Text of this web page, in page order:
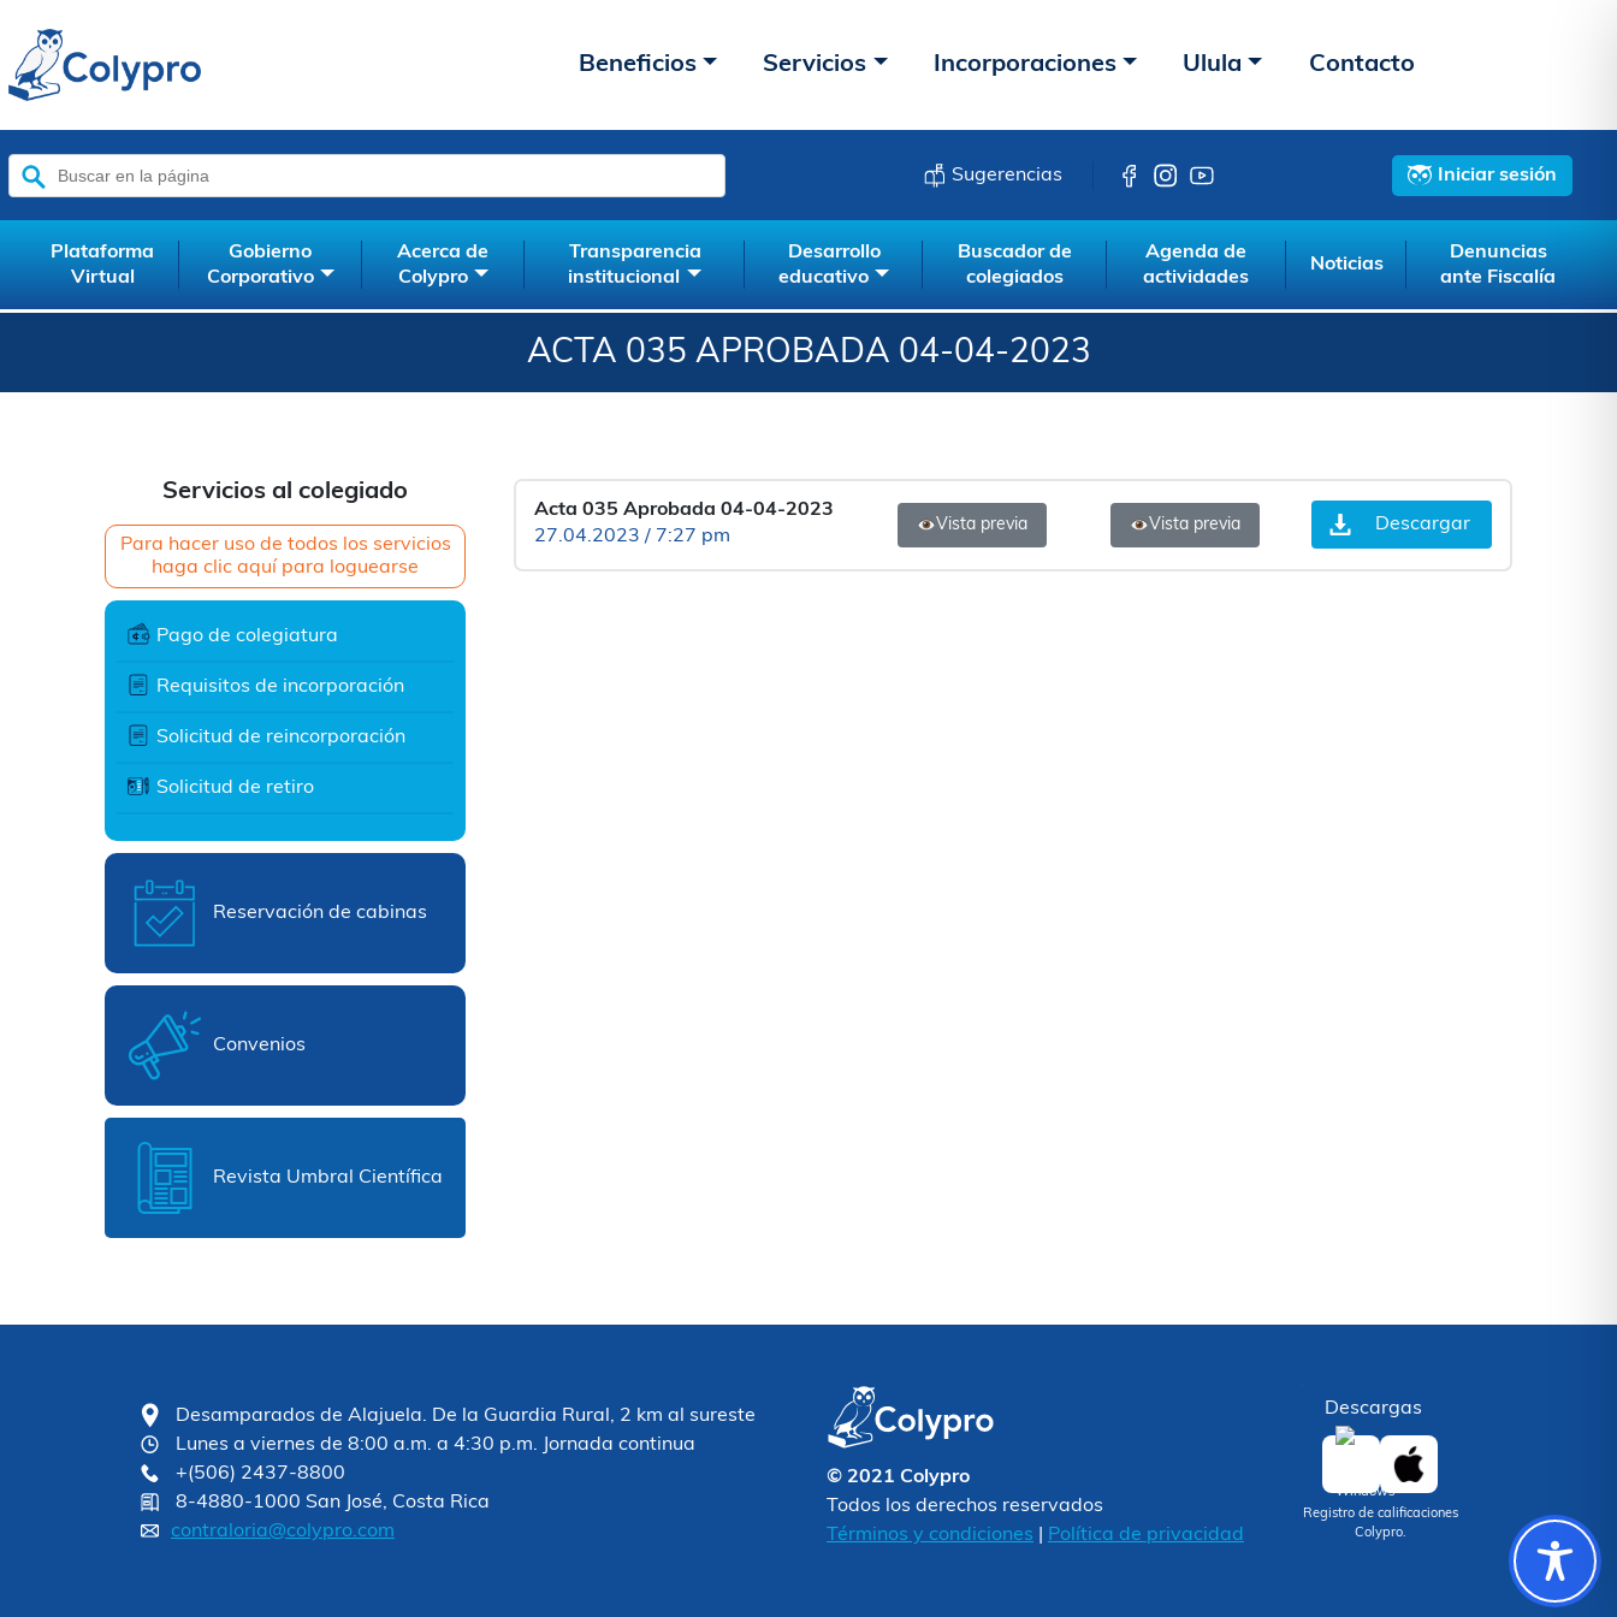
Beneficios Servicios Incorporaciones Ulula Contacto
Buscar:
Sugerencias Iniciar sesión
Plataforma
Virtual
Gobierno
Corporativo
Acerca de
Colypro
Transparencia
institucional
Desarrollo
educativo
Buscador de
colegiados
Agenda de
actividades
Noticias
Denuncias
ante Fiscalía
ACTA 035 APROBADA 04-04-2023
Servicios al colegiado
Para hacer uso de todos los servicios
haga clic aquí para loguearse
Pago de colegiatura
Requisitos de incorporación
Solicitud de reincorporación
Solicitud de retiro
Reservación de cabinas
Convenios
Revista Umbral Científica
Acta 035 Aprobada 04-04-2023
27.04.2023 / 7:27 pm
Vista previa Vista previa Descargar
Desamparados de Alajuela. De la Guardia Rural, 2 km al sureste
Lunes a viernes de 8:00 a.m. a 4:30 p.m. Jornada continua
+(506) 2437-8800
8-4880-1000 San José, Costa Rica
contraloria@colypro.com
© 2021 Colypro
Todos los derechos reservados
Términos y condiciones
Política de privacidad
Descargas
Registro de calificaciones
Colypro.